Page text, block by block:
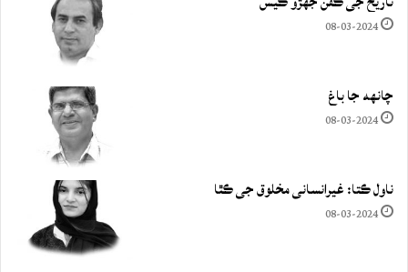
08-03-2024
چانهه جا باغ
08-03-2024
ناول ڪتا: غيرانساني مخلوق جي ڪٿا
08-03-2024